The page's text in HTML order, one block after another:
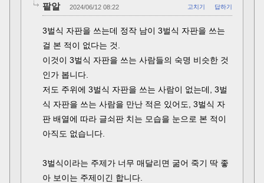
팥알 2024/06/12 08:22 고치기 답하기
3벌식 자판을 쓰는데 정작 남이 3벌식 자판을 쓰는
걸 본 적이 없다는 것.
이것이 3벌식 자판을 쓰는 사람들의 숙명 비슷한 것
인가 봅니다.
저도 주위에 3벌식 자판을 쓰는 사람이 없는데, 3벌
식 자판을 쓰는 사람을 만난 적은 있어도, 3벌식 자
판 배열에 따라 글쇠판 치는 모습을 눈으로 본 적이
아직도 없습니다.
3벌식이라는 주제가 너무 매달리면 굶어 죽기 딱 좋
아 보이는 주제이긴 합니다.